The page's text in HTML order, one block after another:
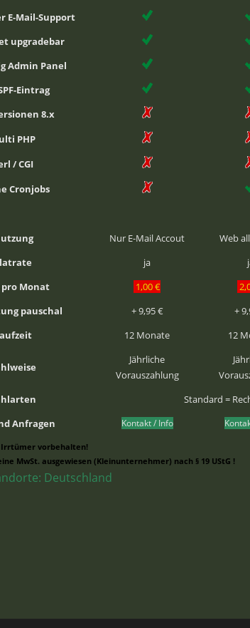
E-Mail-Support
upgradebar
Admin Panel
Eintrag
8.x
PHP
/ CGI
Cronjobs
Nur E-Mail Accout Web
ja
pro Monat
1,00 €
pauschal
+ 9,95 € +
12 Monate 12
Jährliche
Vorauszahlung
Standard =
Anfragen
Kontakt / Info
Irrtümer vorbehalten!
MwSt. ausgewiesen (Kleinunternehmer) nach § 19 UStG !
Deutschland